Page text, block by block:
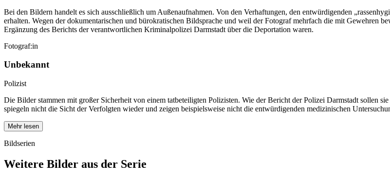
Bei den Bildern handelt es sich ausschließlich um Außenaufnahmen. Von den Verhaftungen, den entwürdigenden
erhalten. Wegen der dokumentarischen und bürokratischen Bildsprache und weil der Fotograf mehrfach die mit Gewehren
Ergänzung des Berichts der verantwortlichen Kriminalpolizei Darmstadt über die Deportation waren.
Fotograf:in
Unbekannt
Polizist
Die Bilder stammen mit großer Sicherheit von einem tatbeteiligten Polizisten. Wie der Bericht der Polizei Darmstadt sollen
spiegeln nicht die Sicht der Verfolgten wieder und zeigen beispielsweise nicht die entwürdigenden medizinischen
Mehr lesen
Bildserien
Weitere Bilder aus der Serie